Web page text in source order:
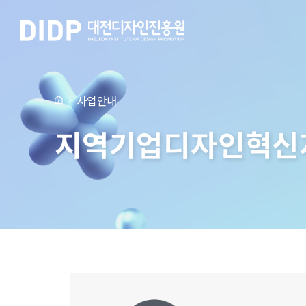
사업안내
지역기업디자인혁